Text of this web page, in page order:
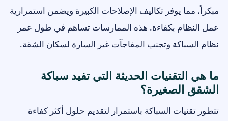
مبكراً، مما يوفر تكاليف الإصلاحات الكبيرة ويضمن استمرارية
عمل النظام بكفاءة. هذه الممارسات تساهم في طول عمر
نظام السباكة وتجنب المفاجآت غير السارة لسكان الشقة.
ما هي التقنيات الحديثة التي تفيد سباكة
الشقق الصغيرة؟
تتطور تقنيات السباكة باستمرار لتقديم حلول أكثر كفاءة